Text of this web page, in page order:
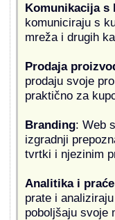
Komunikacija s
komuniciraju s
mreža i drugih
Prodaja
prodaju svoje
praktično za
Branding: Web
izgradnji
tvrtki i njezinim
Analitika i
prate i
poboljšaju svoje